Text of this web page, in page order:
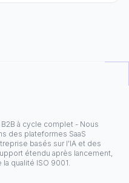
à cycle complet - Nous
des plateformes SaaS
basés sur l'IA et des
étendu après lancement,
qualité ISO 9001.